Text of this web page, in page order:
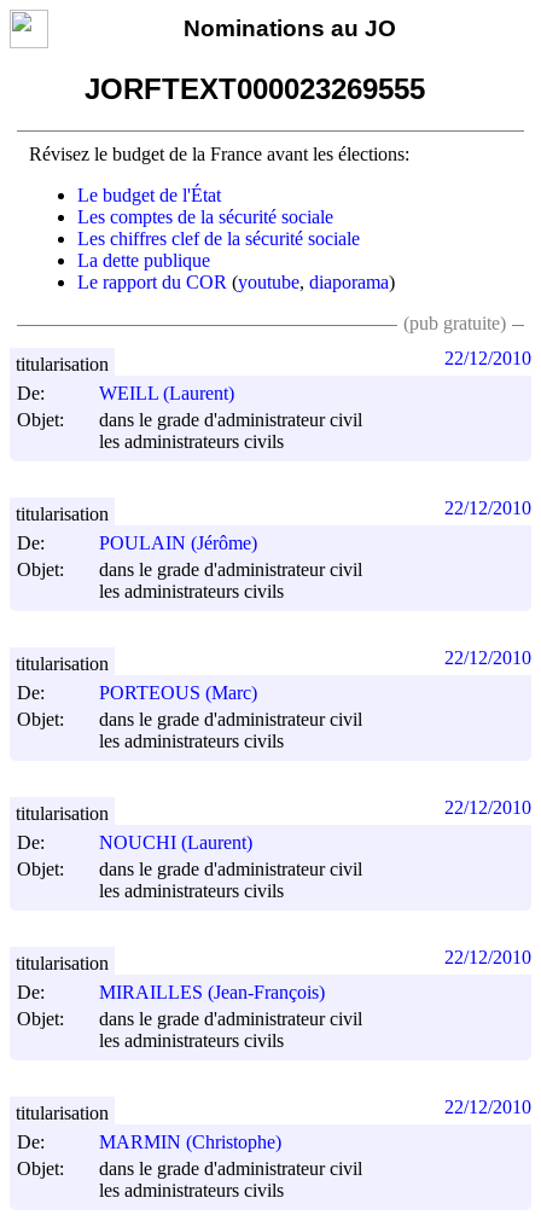
Nominations au JO
JORFTEXT000023269555
Révisez le budget de la France avant les élections:
Le budget de l'État
Les comptes de la sécurité sociale
Les chiffres clef de la sécurité sociale
La dette publique
Le rapport du COR (youtube, diaporama)
(pub gratuite)
De:
WEILL (Laurent)
Objet:
dans le grade d'administrateur civil
les administrateurs civils
titularisation 22/12/2010
De:
POULAIN (Jérôme)
Objet:
dans le grade d'administrateur civil
les administrateurs civils
titularisation 22/12/2010
De:
PORTEOUS (Marc)
Objet:
dans le grade d'administrateur civil
les administrateurs civils
titularisation 22/12/2010
De:
NOUCHI (Laurent)
Objet:
dans le grade d'administrateur civil
les administrateurs civils
titularisation 22/12/2010
De:
MIRAILLES (Jean-François)
Objet:
dans le grade d'administrateur civil
les administrateurs civils
titularisation 22/12/2010
De:
MARMIN (Christophe)
Objet:
dans le grade d'administrateur civil
les administrateurs civils
titularisation 22/12/2010